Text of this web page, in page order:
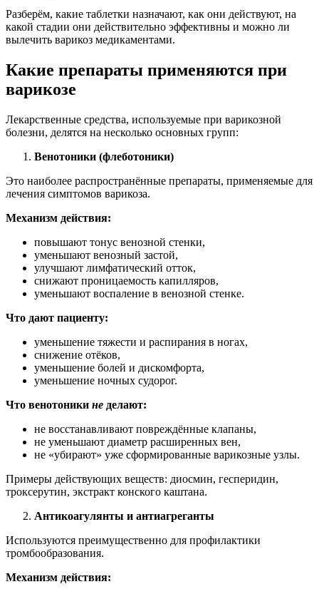
Разберём, какие таблетки назначают, как они действуют, на
какой стадии они действительно эффективны и можно ли
вылечить варикоз медикаментами.
Какие препараты применяются при
варикозе
Лекарственные средства, используемые при варикозной
болезни, делятся на несколько основных групп:
Венотоники (флеботоники)
Это наиболее распространённые препараты, применяемые для
лечения симптомов варикоза.
Механизм действия:
повышают тонус венозной стенки,
уменьшают венозный застой,
улучшают лимфатический отток,
снижают проницаемость капилляров,
уменьшают воспаление в венозной стенке.
Что дают пациенту:
уменьшение тяжести и распирания в ногах,
снижение отёков,
уменьшение болей и дискомфорта,
уменьшение ночных судорог.
Что венотоники не делают:
не восстанавливают повреждённые клапаны,
не уменьшают диаметр расширенных вен,
не «убирают» уже сформированные варикозные узлы.
Примеры действующих веществ: диосмин, гесперидин,
троксерутин, экстракт конского каштана.
Антикоагулянты и антиагреганты
Используются преимущественно для профилактики
тромбообразования.
Механизм действия: